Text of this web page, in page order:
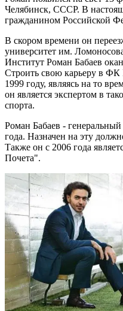
Челябинск, СССР. В
гражданином Российской
В скором времени он
университет им.
Институт Роман Бабаев
Строить свою карьеру в
1999 году, являясь на то
он является экспертом в
спорта.
Роман Бабаев -
года. Назначен на эту
Также он с 2006 года
Почета".